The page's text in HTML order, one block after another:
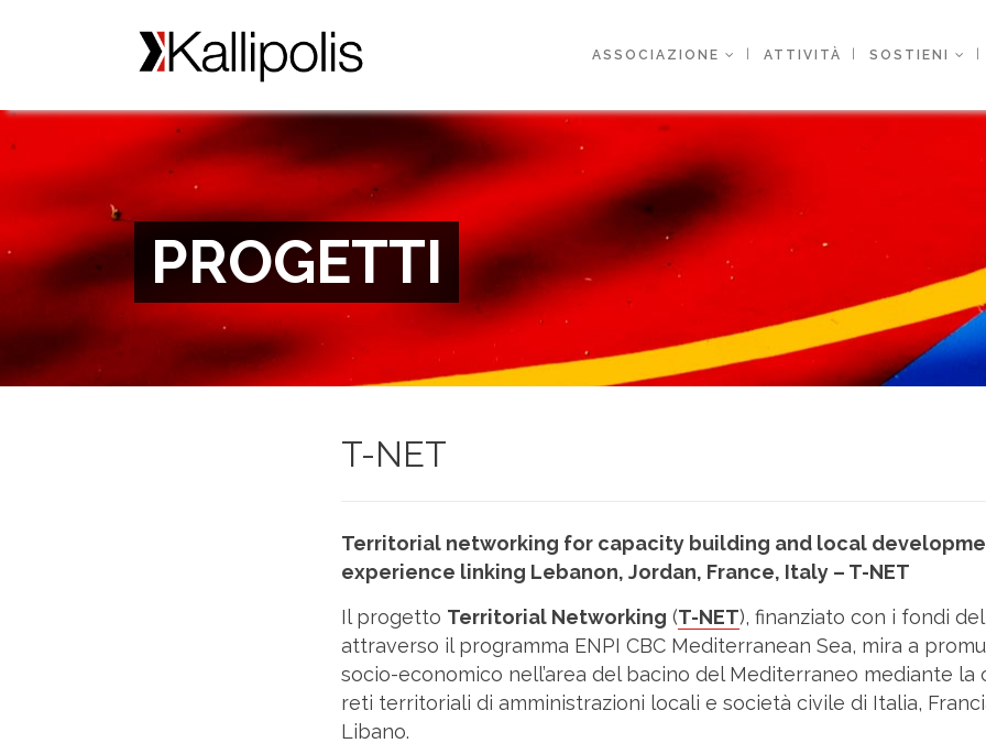
ASSOCIAZIONE ATTIVITÀ SOSTIENI
PROGETTI
T-NET
Territorial networking for capacity building and local
experience linking Lebanon, Jordan, France, Italy – T-NET
Il progetto Territorial Networking (T-NET), finanziato con i fondi
attraverso il programma ENPI CBC Mediterranean Sea, mira a
socio-economico nell’area del bacino del Mediterraneo mediante
reti territoriali di amministrazioni locali e società civile di Italia,
Libano.